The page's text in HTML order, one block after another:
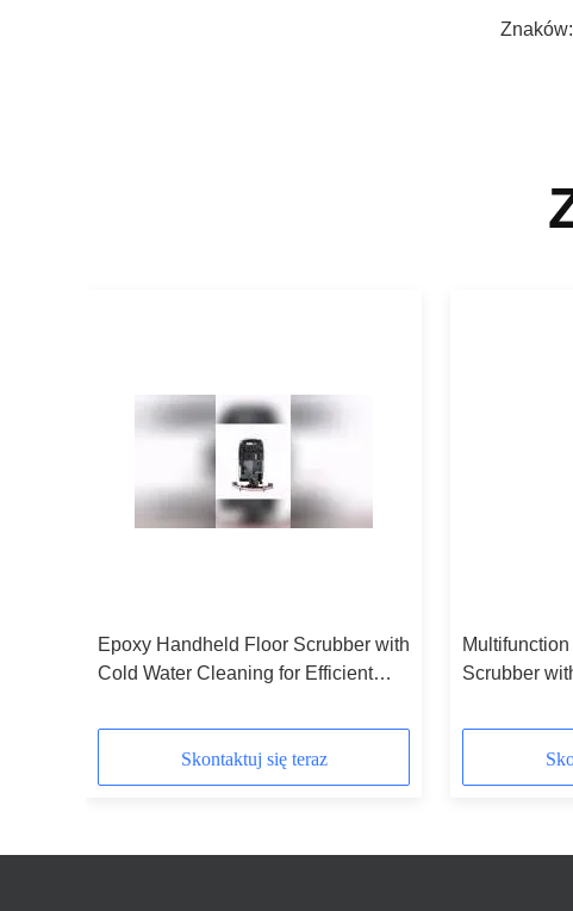
Znaków:
Epoxy Handheld Floor Scrubber with
Cold Water Cleaning for Efficient
Skontaktuj się teraz
Scrubber